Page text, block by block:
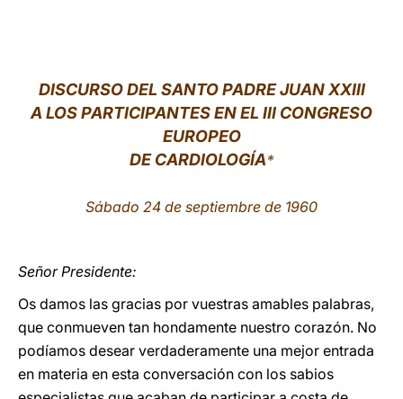
DISCURSO DEL SANTO PADRE JUAN XXIII
A LOS PARTICIPANTES EN EL III CONGRESO
EUROPEO
DE CARDIOLOGÍA*
Sábado 24 de septiembre de 1960
Señor Presidente:
Os damos las gracias por vuestras amables palabras,
que conmueven tan hondamente nuestro corazón. No
podíamos desear verdaderamente una mejor entrada
en materia en esta conversación con los sabios